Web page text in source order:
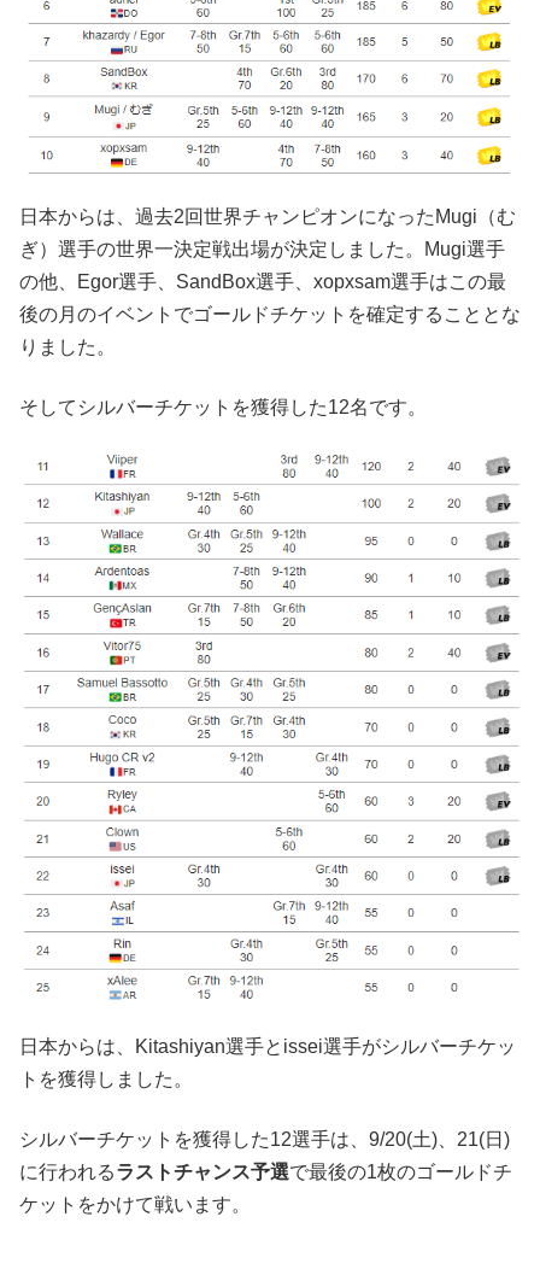
日本からは、過去2回世界チャンピオンになったMugi（む
ぎ）選手の世界一決定戦出場が決定しました。Mugi選手
の他、Egor選手、SandBox選手、xopxsam選手はこの最
後の月のイベントでゴールドチケットを確定することとな
りました。
そしてシルバーチケットを獲得した12名です。
日本からは、Kitashiyan選手とissei選手がシルバーチケッ
トを獲得しました。
シルバーチケットを獲得した12選手は、9/20(土)、21(日)
に行われるラストチャンス予選で最後の1枚のゴールドチ
ケットをかけて戦います。